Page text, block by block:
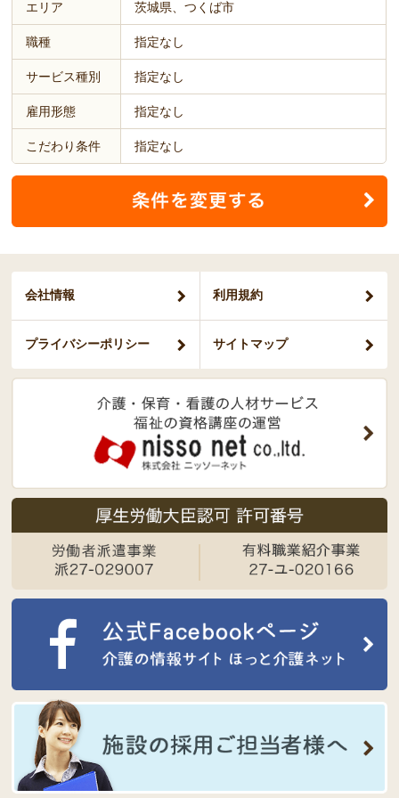
エリア 茨城県、つくば市
職種 指定なし
サービス種別 指定なし
雇用形態 指定なし
こだわり条件 指定なし
会社情報 利用規約
プライバシーポリシー サイトマップ